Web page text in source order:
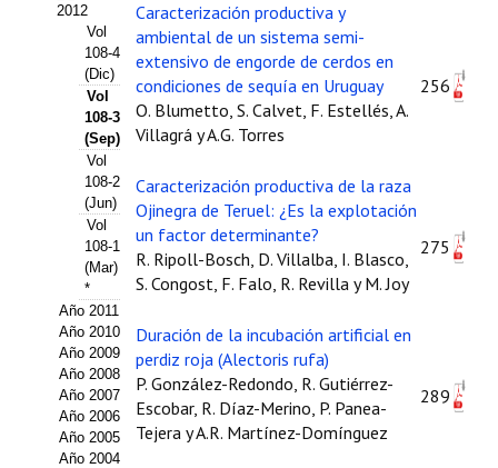
Presentación ITEA
Equipo Editorial
Leer revista ITEA
Directrices para autores/as
Políticas Editoriales
Propuesta Volumen Especial
Sello Calidad FECYT
Premio Prensa Agraria
Buscador de Artículos
JORNADAS AIDA
2012
Vol
108-4
(Dic)
Vol
108-3
(Sep)
Vol
108-2
(Jun)
Vol
108-1
(Mar)
*
Año 2011
Año 2010
Año 2009
Año 2008
Año 2007
Año 2006
Año 2005
Año 2004
Caracterización productiva y
ambiental de un sistema semi-
extensivo de engorde de cerdos en
condiciones de sequía en Uruguay
O. Blumetto, S. Calvet, F. Estellés, A.
Villagrá y A.G. Torres
256
Caracterización productiva de la raza
Ojinegra de Teruel: ¿Es la explotación
un factor determinante?
R. Ripoll-Bosch, D. Villalba, I. Blasco,
S. Congost, F. Falo, R. Revilla y M. Joy
275
Duración de la incubación artificial en
perdiz roja (Alectoris rufa)
P. González-Redondo, R. Gutiérrez-
Escobar, R. Díaz-Merino, P. Panea-
Tejera y A.R. Martínez-Domínguez
289